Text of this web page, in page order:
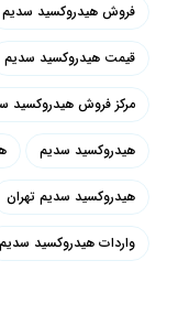
فروش هیدروکسید سدیم
قیمت هیدروکسید سدیم
مرکز فروش هیدروکسید
هیدروکسید سدیم
هیدروکسید سدیم تهران
واردات هیدروکسید سدیم